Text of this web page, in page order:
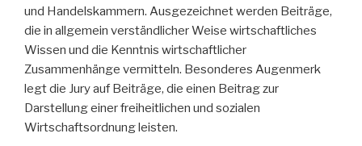
und Handelskammern. Ausgezeichnet werden Beiträge,
die in allgemein verständlicher Weise wirtschaftliches
Wissen und die Kenntnis wirtschaftlicher
Zusammenhänge vermitteln. Besonderes Augenmerk
legt die Jury auf Beiträge, die einen Beitrag zur
Darstellung einer freiheitlichen und sozialen
Wirtschaftsordnung leisten.